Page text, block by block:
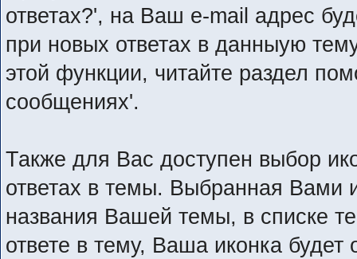
ответах?', на Ваш e-mail адрес
при новых ответах в данныую
этой функции, читайте раздел
сообщениях'.
Также для Вас доступен выбор
ответах в темы. Выбранная Вами
названия Вашей темы, в списке
ответе в тему, Ваша иконка